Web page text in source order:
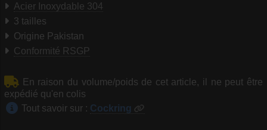
Acier Inoxydable 304
3 tailles
Origine Pakistan
Conformité RSGP
En raison du volume/poids de cet article, il ne peut être
expédié qu'en colis
Tout savoir sur : Cockring